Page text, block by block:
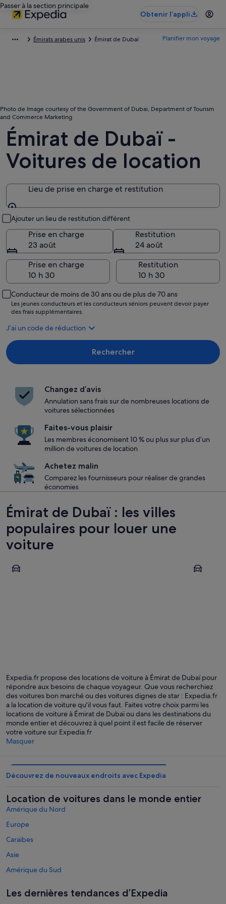
Passer à la section principale
Obtenir l’appli
Émirats arabes unis Émirat de Dubaï Planifier mon voyage
Photo de Image courtesy of the Government of Dubai, Department of Tourism
and Commerce Marketing
Émirat de Dubaï -
Voitures de location
Lieu de prise en charge et restitution
Ajouter un lieu de restitution différent
Prise en charge
23 août
Restitution
24 août
Prise en charge
Restitution
Conducteur de moins de 30 ans ou de plus de 70 ans
Les jeunes conducteurs et les conducteurs séniors peuvent devoir payer
des frais supplémentaires.
J’ai un code de réduction
Rechercher
Changez d’avis
Annulation sans frais sur de nombreuses locations de
voitures sélectionnées
Faites-vous plaisir
Les membres économisent 10 % ou plus sur plus d’un
million de voitures de location
Achetez malin
Comparez les fournisseurs pour réaliser de grandes
économies
Émirat de Dubaï : les villes
populaires pour louer une
voiture
Dubaï Hatta
Expedia.fr propose des locations de voiture à Émirat de Dubaï pour
répondre aux besoins de chaque voyageur. Que vous recherchiez
des voitures bon marché ou des voitures dignes de star : Expedia.fr
a la location de voiture qu'il vous faut. Faites votre choix parmi les
locations de voiture à Émirat de Dubaï ou dans les destinations du
monde entier et découvrez à quel point il est facile de réserver
votre voiture sur Expedia.fr
Masquer
Découvrez de nouveaux endroits avec Expedia
Location de voitures dans le monde entier
Amérique du Nord
Europe
Caraïbes
Asie
Amérique du Sud
Les dernières tendances d’Expedia